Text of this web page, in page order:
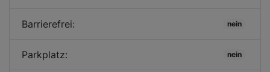
Barrierefrei: nein
Parkplatz: nein